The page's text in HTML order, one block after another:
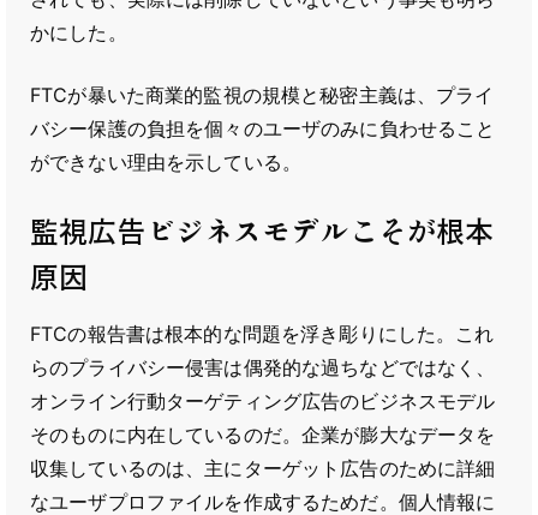
かにした。
FTCが暴いた商業的監視の規模と秘密主義は、プライ
バシー保護の負担を個々のユーザのみに負わせること
ができない理由を示している。
監視広告ビジネスモデルこそが根本
原因
FTCの報告書は根本的な問題を浮き彫りにした。これ
らのプライバシー侵害は偶発的な過ちなどではなく、
オンライン行動ターゲティング広告のビジネスモデル
そのものに内在しているのだ。企業が膨大なデータを
収集しているのは、主にターゲット広告のために詳細
なユーザプロファイルを作成するためだ。個人情報に